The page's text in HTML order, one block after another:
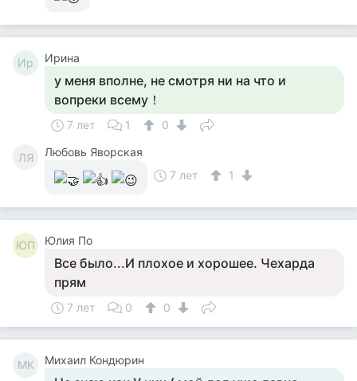
Ир Ирина
у меня вполне, не смотря ни на что и
вопреки всему！
7 лет 1 0
ЛЯ
Любовь Яворская
7 лет
1
ЮП Юлия По
Все было...И плохое и хорошее. Чехарда
прям
7 лет 0 0
МК Михаил Кондюрин